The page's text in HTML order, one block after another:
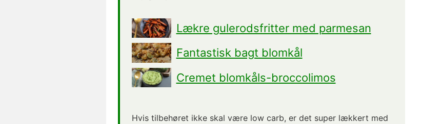
Lækre gulerodsfritter med parmesan
Fantastisk bagt blomkål
Cremet blomkåls-broccolimos
Hvis tilbehøret ikke skal være low carb, er det super lækkert med